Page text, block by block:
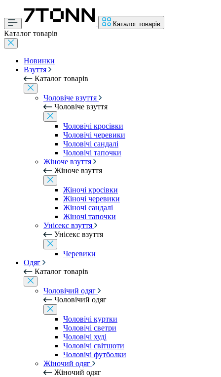
Каталог товарів
Каталог товарів
Новинки
Взуття
Каталог товарів
Чоловіче взуття
Чоловіче взуття
Чоловічі кросівки
Чоловічі черевики
Чоловічі сандалі
Чоловічі тапочки
Жіноче взуття
Жіноче взуття
Жіночі кросівки
Жіночі черевики
Жіночі сандалі
Жіночі тапочки
Унісекс взуття
Унісекс взуття
Черевики
Одяг
Каталог товарів
Чоловічий одяг
Чоловічий одяг
Чоловічі куртки
Чоловічі светри
Чоловічі худі
Чоловічі світшоти
Чоловічі футболки
Жіночий одяг
Жіночий одяг